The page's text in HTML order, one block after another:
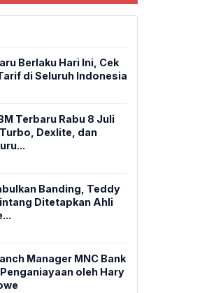
Berlaku Hari Ini, Cek
di Seluruh Indonesia
Terbaru Rabu 8 Juli
Dexlite, dan
Banding, Teddy
Ditetapkan Ahli
Manager MNC Bank
oleh Hary